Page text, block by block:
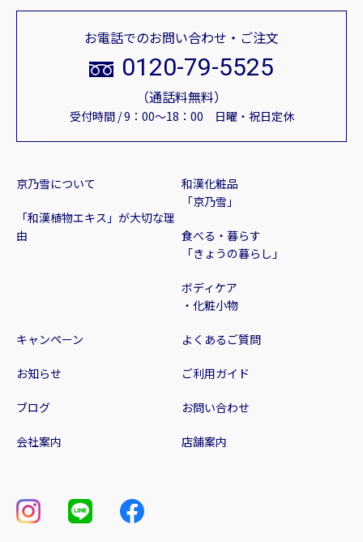
京乃雪について
「和漢植物エキス」が大切な理
由
和漢化粧品
「京乃雪」
食べる・暮らす
「きょうの暮らし」
ボディケア
・化粧小物
キャンペーン
お知らせ
ブログ
会社案内 店舗案内
よくあるご質問
ご利用ガイド
お問い合わせ
お電話でのお問い合わせ・ご注文
0120-79-5525
（通話料無料）
受付時間 / 9：00～18：00 日曜・祝日定休